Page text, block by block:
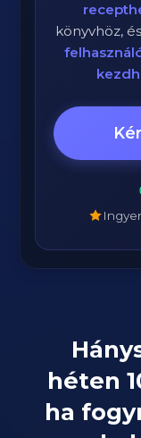
könyvhöz,
héten
ha